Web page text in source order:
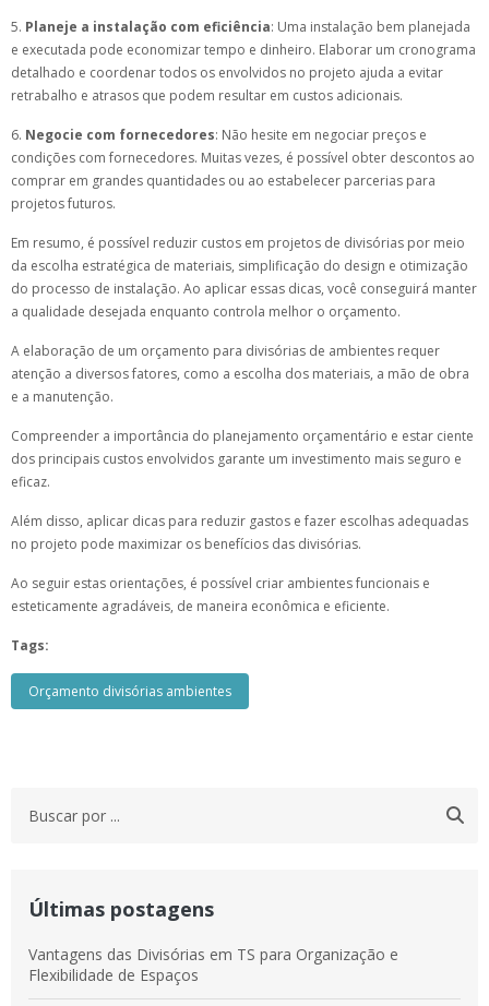
5. Planeje a instalação com eficiência: Uma instalação bem planejada
e executada pode economizar tempo e dinheiro. Elaborar um cronograma
detalhado e coordenar todos os envolvidos no projeto ajuda a evitar
retrabalho e atrasos que podem resultar em custos adicionais.
6. Negocie com fornecedores: Não hesite em negociar preços e
condições com fornecedores. Muitas vezes, é possível obter descontos ao
comprar em grandes quantidades ou ao estabelecer parcerias para
projetos futuros.
Em resumo, é possível reduzir custos em projetos de divisórias por meio
da escolha estratégica de materiais, simplificação do design e otimização
do processo de instalação. Ao aplicar essas dicas, você conseguirá manter
a qualidade desejada enquanto controla melhor o orçamento.
A elaboração de um orçamento para divisórias de ambientes requer
atenção a diversos fatores, como a escolha dos materiais, a mão de obra
e a manutenção.
Compreender a importância do planejamento orçamentário e estar ciente
dos principais custos envolvidos garante um investimento mais seguro e
eficaz.
Além disso, aplicar dicas para reduzir gastos e fazer escolhas adequadas
no projeto pode maximizar os benefícios das divisórias.
Ao seguir estas orientações, é possível criar ambientes funcionais e
esteticamente agradáveis, de maneira econômica e eficiente.
Tags:
Orçamento divisórias ambientes
Últimas postagens
Vantagens das Divisórias em TS para Organização e
Flexibilidade de Espaços